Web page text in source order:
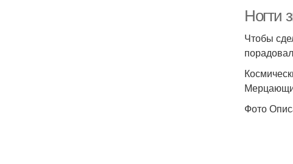
Ногти
Чтобы
Фото